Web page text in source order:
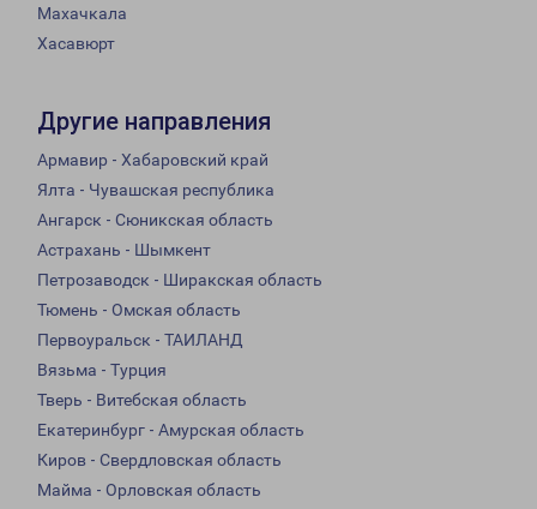
Махачкала
Хасавюрт
Другие направления
Армавир - Хабаровский край
Ялта - Чувашская республика
Ангарск - Сюникская область
Астрахань - Шымкент
Петрозаводск - Ширакская область
Тюмень - Омская область
Первоуральск - ТАИЛАНД
Вязьма - Турция
Тверь - Витебская область
Екатеринбург - Амурская область
Киров - Свердловская область
Майма - Орловская область